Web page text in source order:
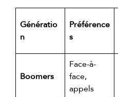
Génératio
n
Préférence
s
Boomers
Face-à-
face,
appels